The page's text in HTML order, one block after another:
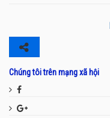
Chúng tôi trên mạng xã hội